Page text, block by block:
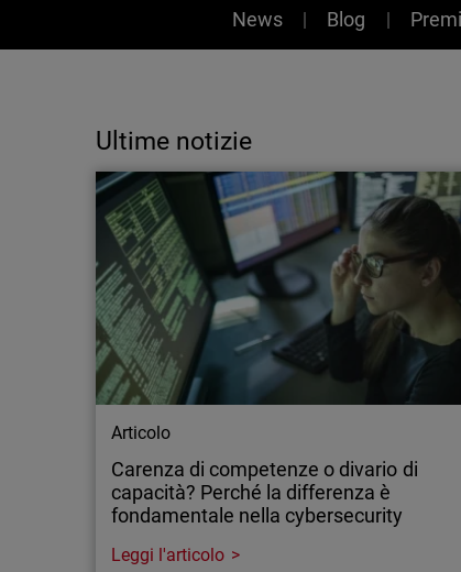
News
News Blog
Ultime notizie
Articolo
Carenza di competenze o divario di
capacità? Perché la differenza è
fondamentale nella cybersecurity
Leggi l'articolo